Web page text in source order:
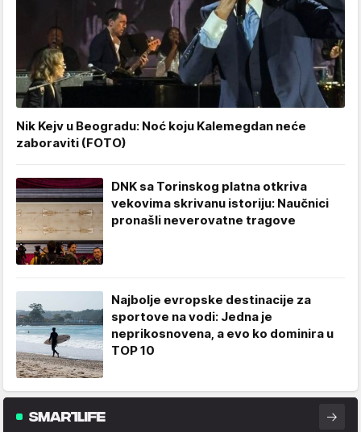
Nik Kejv u Beogradu: Noć koju Kalemegdan neće
zaboraviti (FOTO)
DNK sa Torinskog platna otkriva
vekovima skrivanu istoriju: Naučnici
pronašli neverovatne tragove
Najbolje evropske destinacije za
sportove na vodi: Jedna je
neprikosnovena, a evo ko dominira u
TOP 10